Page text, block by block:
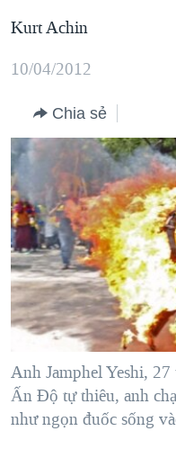
chính
điều
hướng
chính
Đi
tới
"Tìm"
THẾ GIỚI
DIỄN ĐÀN
MỤC
TỰ DO BÁO CHÍ
VẠCH TRẦN TIN GIẢ
NGƯỜI VIỆT HẢI
ĐỜI SỐNG
KINH TẾ
KHOA HỌC
SỨC KHOẺ
VĂN HOÁ
THỂ THAO
CHUYÊN ĐỀ
CHIẾN TRANH
HÀNH TRÌNH BẦU CỬ
MỘT NĂM CHIẾN
GIẢI MÃ VÀNH ĐAI &
NGÀY TỊ NẠN THẾ GIỚI
GROUND ZERO – XƯA
CHI PHÍ CHIẾN TRANH
HỌC TIẾNG ANH
VIDEO
NGHE
MẠNG XÃ HỘI
Ngôn ngữ khác
Kurt Achin
10/04/2012
Chia sẻ
Anh Jamphel Yeshi,
Ấn Độ tự thiêu, anh
như ngọn đuốc sống